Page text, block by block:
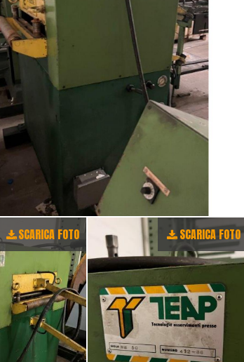
SCARICA FOTO SCARICA FOTO